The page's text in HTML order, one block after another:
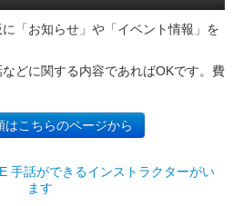
「お知らせ」や「イベント情報」を
どに関する内容であればOKです。費
はこちらのページから